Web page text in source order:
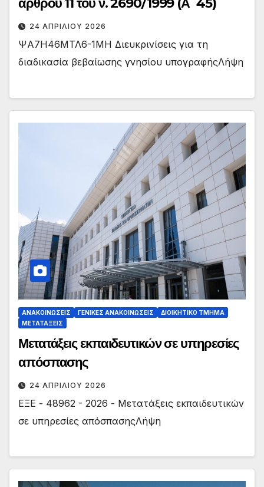
άρθρου 11 του ν. 2690/1999 (Α΄ 45)
24 ΑΠΡΙΛΊΟΥ 2026
ΨΑ7Η46ΜΤΛ6-1ΜΗ Διευκρινίσεις για τη
διαδικασία βεβαίωσης γνησίου υπογραφήςΛήψη
ΑΝΑΚΟΙΝΏΣΕΙΣ ΓΕΝΙΚΈΣ ΑΝΑΚΟΙΝΏΣΕΙΣ
ΔΙΟΙΚΗΤΙΚΌ ΤΜΉΜΑ
ΜΕΤΑΤΆΞΕΙΣ
Μετατάξεις εκπαιδευτικών σε υπηρεσίες
απόσπασης
24 ΑΠΡΙΛΊΟΥ 2026
ΕΞΕ - 48962 - 2026 - Μετατάξεις εκπαιδευτικών
σε υπηρεσίες απόσπασηςΛήψη